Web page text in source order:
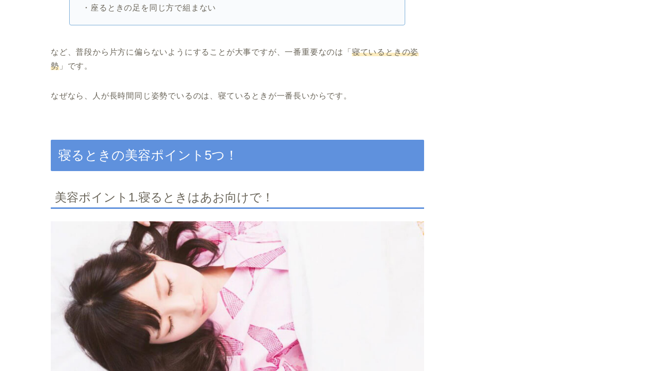
・座るときの足を同じ方で組まない
など、普段から片方に偏らないようにすることが大事ですが、一番重要なのは「 寝ているときの姿
勢」です。
なぜなら、人が長時間同じ姿勢でいるのは、寝ているときが一番長いからです。
寝るときの美容ポイント5つ！
美容ポイント1.寝るときはあお向けで！